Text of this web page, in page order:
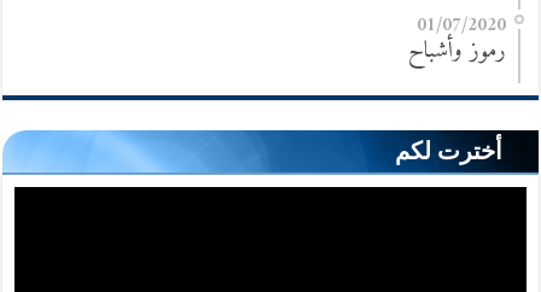
01/07/2020
رموز وأشباح
أخترت لكم